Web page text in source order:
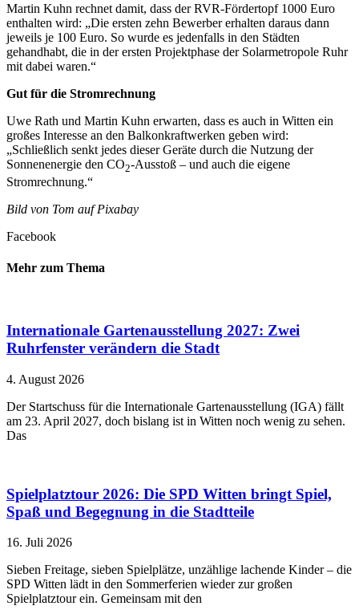
Martin Kuhn rechnet damit, dass der RVR-Fördertopf 1000 Euro
enthalten wird: „Die ersten zehn Bewerber erhalten daraus dann
jeweils je 100 Euro. So wurde es jedenfalls in den Städten
gehandhabt, die in der ersten Projektphase der Solarmetropole Ruhr
mit dabei waren.“
Gut für die Stromrechnung
Uwe Rath und Martin Kuhn erwarten, dass es auch in Witten ein
großes Interesse an den Balkonkraftwerken geben wird:
„Schließlich senkt jedes dieser Geräte durch die Nutzung der
Sonnenenergie den CO2-Ausstoß – und auch die eigene
Stromrechnung.“
Bild von Tom auf Pixabay
Facebook
Mehr zum Thema
Internationale Gartenausstellung 2027: Zwei
Ruhrfenster verändern die Stadt
4. August 2026
Der Startschuss für die Internationale Gartenausstellung (IGA) fällt
am 23. April 2027, doch bislang ist in Witten noch wenig zu sehen.
Das
Spielplatztour 2026: Die SPD Witten bringt Spiel,
Spaß und Begegnung in die Stadtteile
16. Juli 2026
Sieben Freitage, sieben Spielplätze, unzählige lachende Kinder – die
SPD Witten lädt in den Sommerferien wieder zur großen
Spielplatztour ein. Gemeinsam mit den